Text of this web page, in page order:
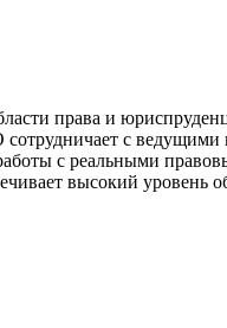
права и
сотрудничает с
с реальными
высокий уровень